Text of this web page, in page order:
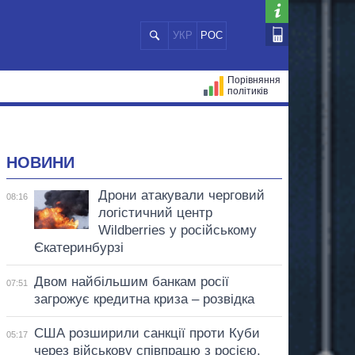
УКР РОС
Порівняння
політиків
НОВИНИ
08:16
Дрони атакували черговий
логістичний центр
Wildberries у російському
Єкатеринбурзі
07:51
Двом найбільшим банкам росії
загрожує кредитна криза – розвідка
05:17
США розширили санкції проти Куби
через військову співпрацю з росією,